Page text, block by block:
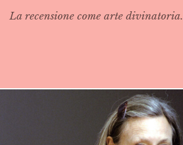
La recensione come arte divinatoria.